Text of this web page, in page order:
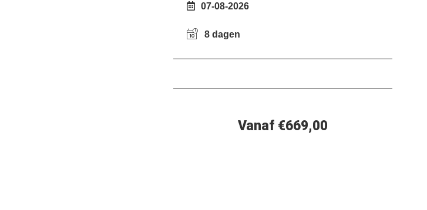
07-08-2026
8 dagen
Vanaf €669,00